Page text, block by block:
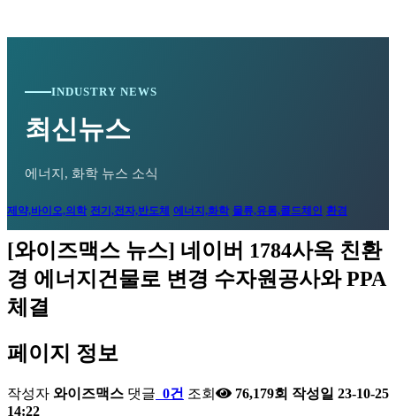
INDUSTRY NEWS
최신뉴스
에너지, 화학 뉴스 소식
제약,바이오,의학 전기,전자,반도체 에너지,화학 물류,유통,콜드체인 환경
[와이즈맥스 뉴스] 네이버 1784사옥 친환
경 에너지건물로 변경 수자원공사와 PPA
체결
페이지 정보
작성자 와이즈맥스 댓글 0건 조회 76,179회 작성일 23-10-25
14:22